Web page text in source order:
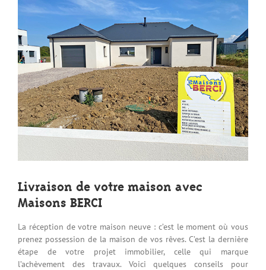
l'image
Livraison de votre maison avec
Maisons BERCI
La réception de votre maison neuve : c’est le moment où vous
prenez possession de la maison de vos rêves. C’est la dernière
étape de votre projet immobilier, celle qui marque
l’achèvement des travaux. Voici quelques conseils pour